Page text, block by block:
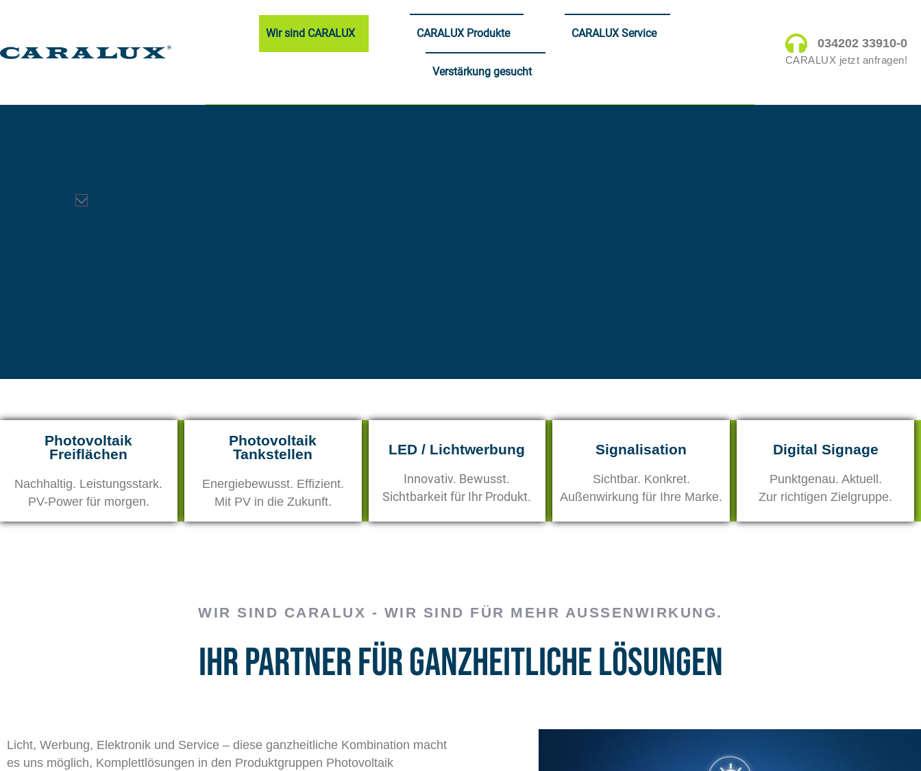
Wir sind CARALUX CARALUX Produkte CARALUX Service
Verstärkung gesucht
034202 33910-0
CARALUX jetzt anfragen!
Photovoltaik
Freiflächen
Nachhaltig. Leistungsstark.
PV-Power für morgen.
Photovoltaik
Tankstellen
Energiebewusst. Effizient.
Mit PV in die Zukunft.
LED / Lichtwerbung
Innovativ. Bewusst.
Sichtbarkeit für Ihr Produkt.
Signalisation
Sichtbar. Konkret.
Außenwirkung für Ihre Marke.
Digital Signage
Punktgenau. Aktuell.
Zur richtigen Zielgruppe.
WIR SIND CARALUX - WIR SIND FÜR MEHR AUSSENWIRKUNG.
Ihr Partner für ganzheitliche Lösungen
Licht, Werbung, Elektronik und Service – diese ganzheitliche Kombination macht
es uns möglich, Komplettlösungen in den Produktgruppen Photovoltaik